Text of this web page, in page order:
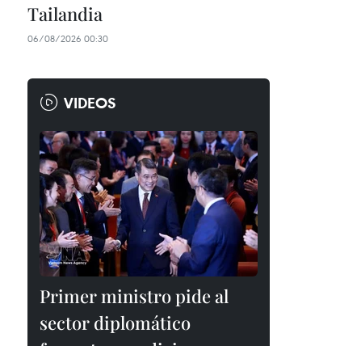
Tailandia
06/08/2026 00:30
VIDEOS
Primer ministro pide al
sector diplomático